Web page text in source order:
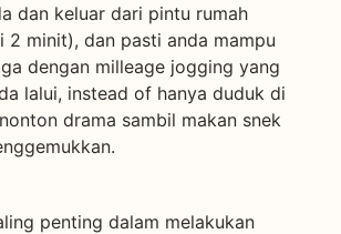
dan keluar dari pintu rumah
2 minit), dan pasti anda mampu
dengan milleage jogging yang
lalui, instead of hanya duduk di
drama sambil makan snek
penting dalam melakukan